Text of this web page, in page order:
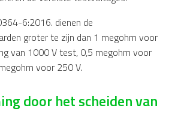
6:2016. dienen de
groter te zijn dan 1 megohm voor
van 1000 V test, 0,5 megohm voor
voor 250 V.
door het scheiden van